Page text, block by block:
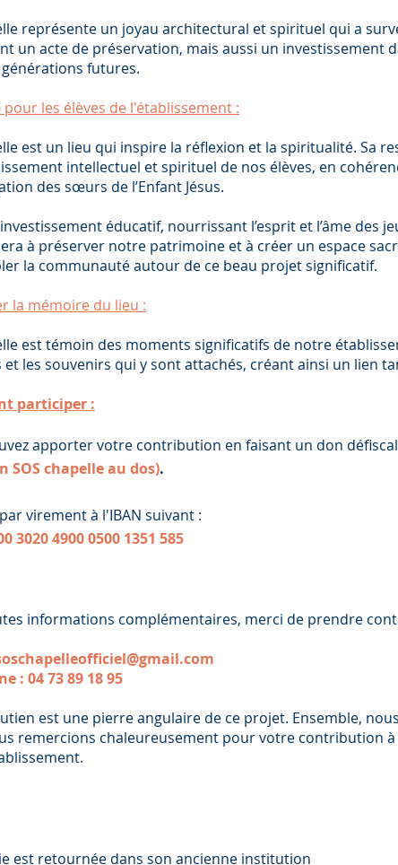
représente un joyau architectural et spirituel qui a
un acte de préservation, mais aussi un
futures.
pour les élèves de l'établissement :
est un lieu qui inspire la réflexion et la spiritualité. Sa
intellectuel et spirituel de nos élèves, en
des sœurs de l’Enfant Jésus.
éducatif, nourrissant l’esprit et l’âme des
à préserver notre patrimoine et à créer un espace
la communauté autour de ce beau projet significatif.
la mémoire du lieu :
est témoin des moments significatifs de notre
et les souvenirs qui y sont attachés, créant ainsi un lien
participer :
apporter votre contribution en faisant un don
SOS chapelle au dos).
virement à l'IBAN suivant :
3020 4900 0500 1351 585
informations complémentaires, merci de prendre
: 04 73 89 18 95
est une pierre angulaire de ce projet. Ensemble,
remercions chaleureusement pour votre contribution
est retournée dans son ancienne institution